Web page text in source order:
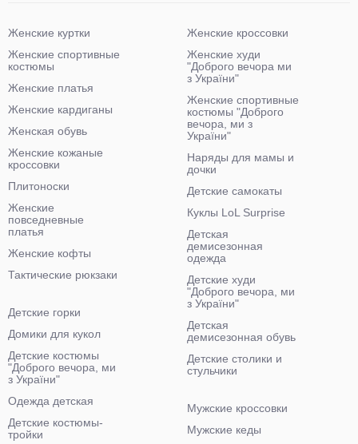
Женские куртки
Женские спортивные
костюмы
Женские платья
Женские кардиганы
Женская обувь
Женские кожаные
кроссовки
Плитоноски
Женские
повседневные
платья
Женские кофты
Тактические рюкзаки
Женские кроссовки
Женские худи
"Доброго вечора ми
з України"
Женские спортивные
костюмы "Доброго
вечора, ми з
України"
Наряды для мамы и
дочки
Детские самокаты
Куклы LoL Surprise
Детская
демисезонная
одежда
Детские худи
"Доброго вечора, ми
з України"
Детская
демисезонная обувь
Детские столики и
стульчики
Детские горки
Домики для кукол
Детские костюмы
"Доброго вечора, ми
з України"
Одежда детская
Детские костюмы-
тройки
Мужские кроссовки
Мужские кеды